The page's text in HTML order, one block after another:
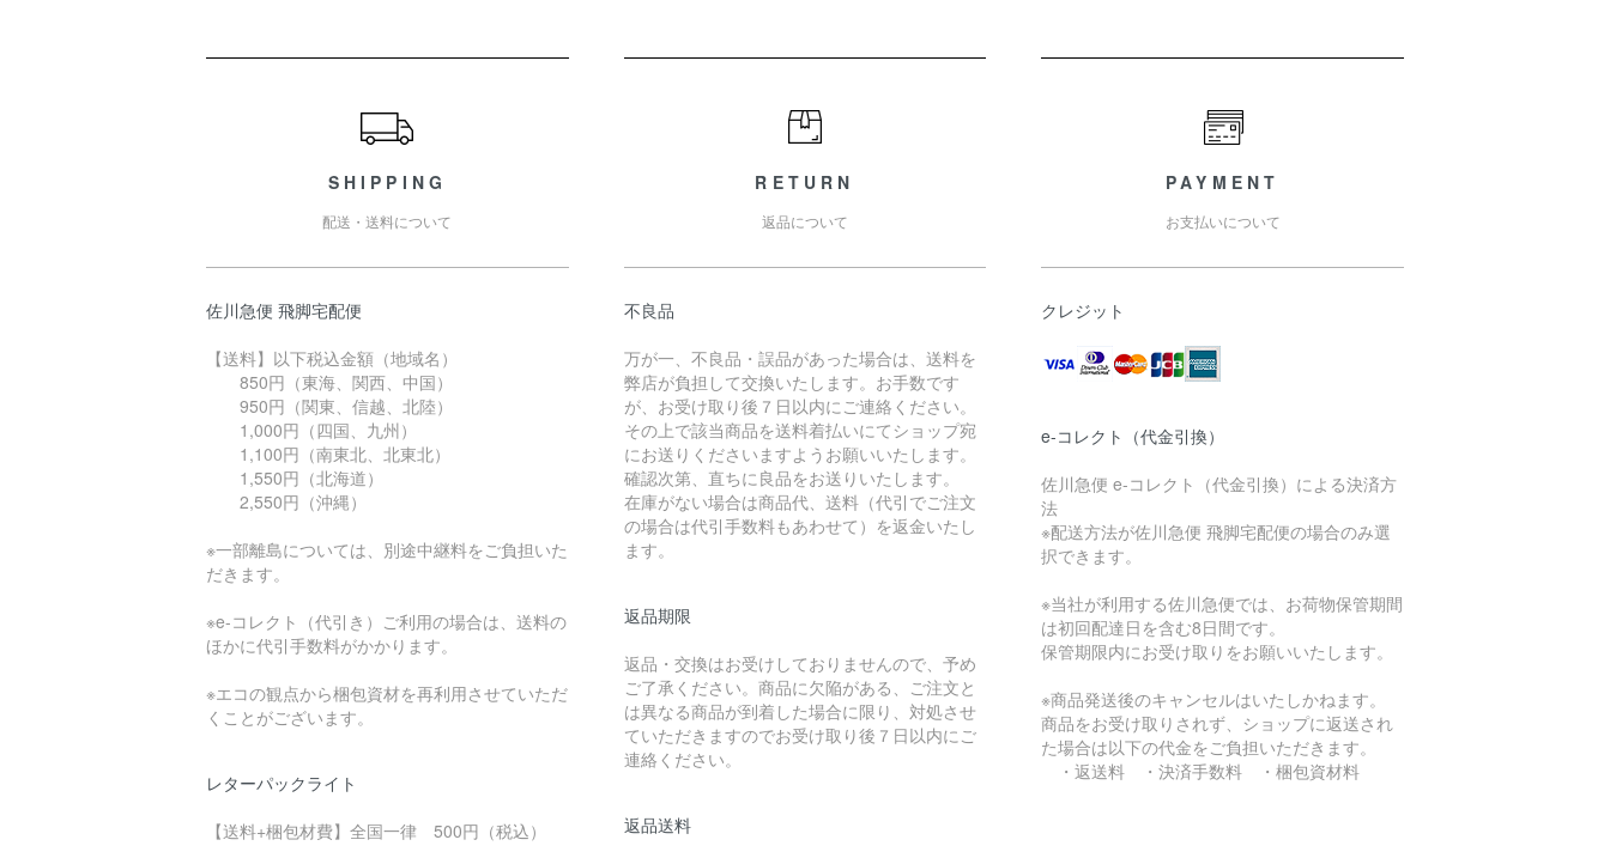
SHIPPING
配送・送料について
佐川急便 飛脚宅配便
【送料】以下税込金額（地域名）
850円（東海、関西、中国）
950円（関東、信越、北陸）
1,000円（四国、九州）
1,100円（南東北、北東北）
1,550円（北海道）
2,550円（沖縄）
※一部離島については、別途中継料をご負担いた
だきます。
※e-コレクト（代引き）ご利用の場合は、送料の
ほかに代引手数料がかかります。
※エコの観点から梱包資材を再利用させていただ
くことがございます。
レターパックライト
【送料+梱包材費】全国一律 500円（税込）
RETURN
返品について
不良品
万が一、不良品・誤品があった場合は、送料を
弊店が負担して交換いたします。お手数です
が、お受け取り後７日以内にご連絡ください。
その上で該当商品を送料着払いにてショップ宛
にお送りくださいますようお願いいたします。
確認次第、直ちに良品をお送りいたします。
在庫がない場合は商品代、送料（代引でご注文
の場合は代引手数料もあわせて）を返金いたし
ます。
返品期限
返品・交換はお受けしておりませんので、予め
ご了承ください。商品に欠陥がある、ご注文と
は異なる商品が到着した場合に限り、対処させ
ていただきますのでお受け取り後７日以内にご
連絡ください。
返品送料
PAYMENT
お支払いについて
クレジット
e-コレクト（代金引換）
佐川急便 e-コレクト（代金引換）による決済方
法
※配送方法が佐川急便 飛脚宅配便の場合のみ選
択できます。
※当社が利用する佐川急便では、お荷物保管期間
は初回配達日を含む8日間です。
保管期限内にお受け取りをお願いいたします。
※商品発送後のキャンセルはいたしかねます。
商品をお受け取りされず、ショップに返送され
た場合は以下の代金をご負担いただきます。
・返送料 ・決済手数料 ・梱包資材料